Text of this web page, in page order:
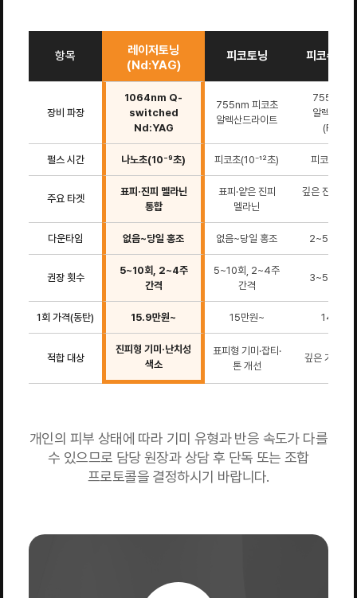
항목
레이저토닝
(Nd:YAG)
피코토닝 피코슈어
장비 파장
1064nm Q-
switched
Nd:YAG
755nm 피코초
알렉산드라이트
755nm 피
알렉산드
펄스 시간 나노초(10⁻⁹초) 피코초(10⁻¹²초) 피코초
주요 타겟
표피·진피 멜라닌
통합
표피·얕은 진피
멜라닌
깊은 진피 색
다운타임 없음~당일 홍조 없음~당일 홍조 2~5일 미
권장 횟수
5~10회, 2~4주
간격
5~10회, 2~4주
간격
3~5회, 4
1회 가격(동탄) 15.9만원~ 15만원~ 14.9만
적합 대상
진피형 기미·난치성
색소
표피형 기미·잡티·
톤 개선
깊은 기미·모
개인의 피부 상태에 따라 기미 유형과 반응 속도가 다를
수 있으므로 담당 원장과 상담 후 단독 또는 조합
프로토콜을 결정하시기 바랍니다.